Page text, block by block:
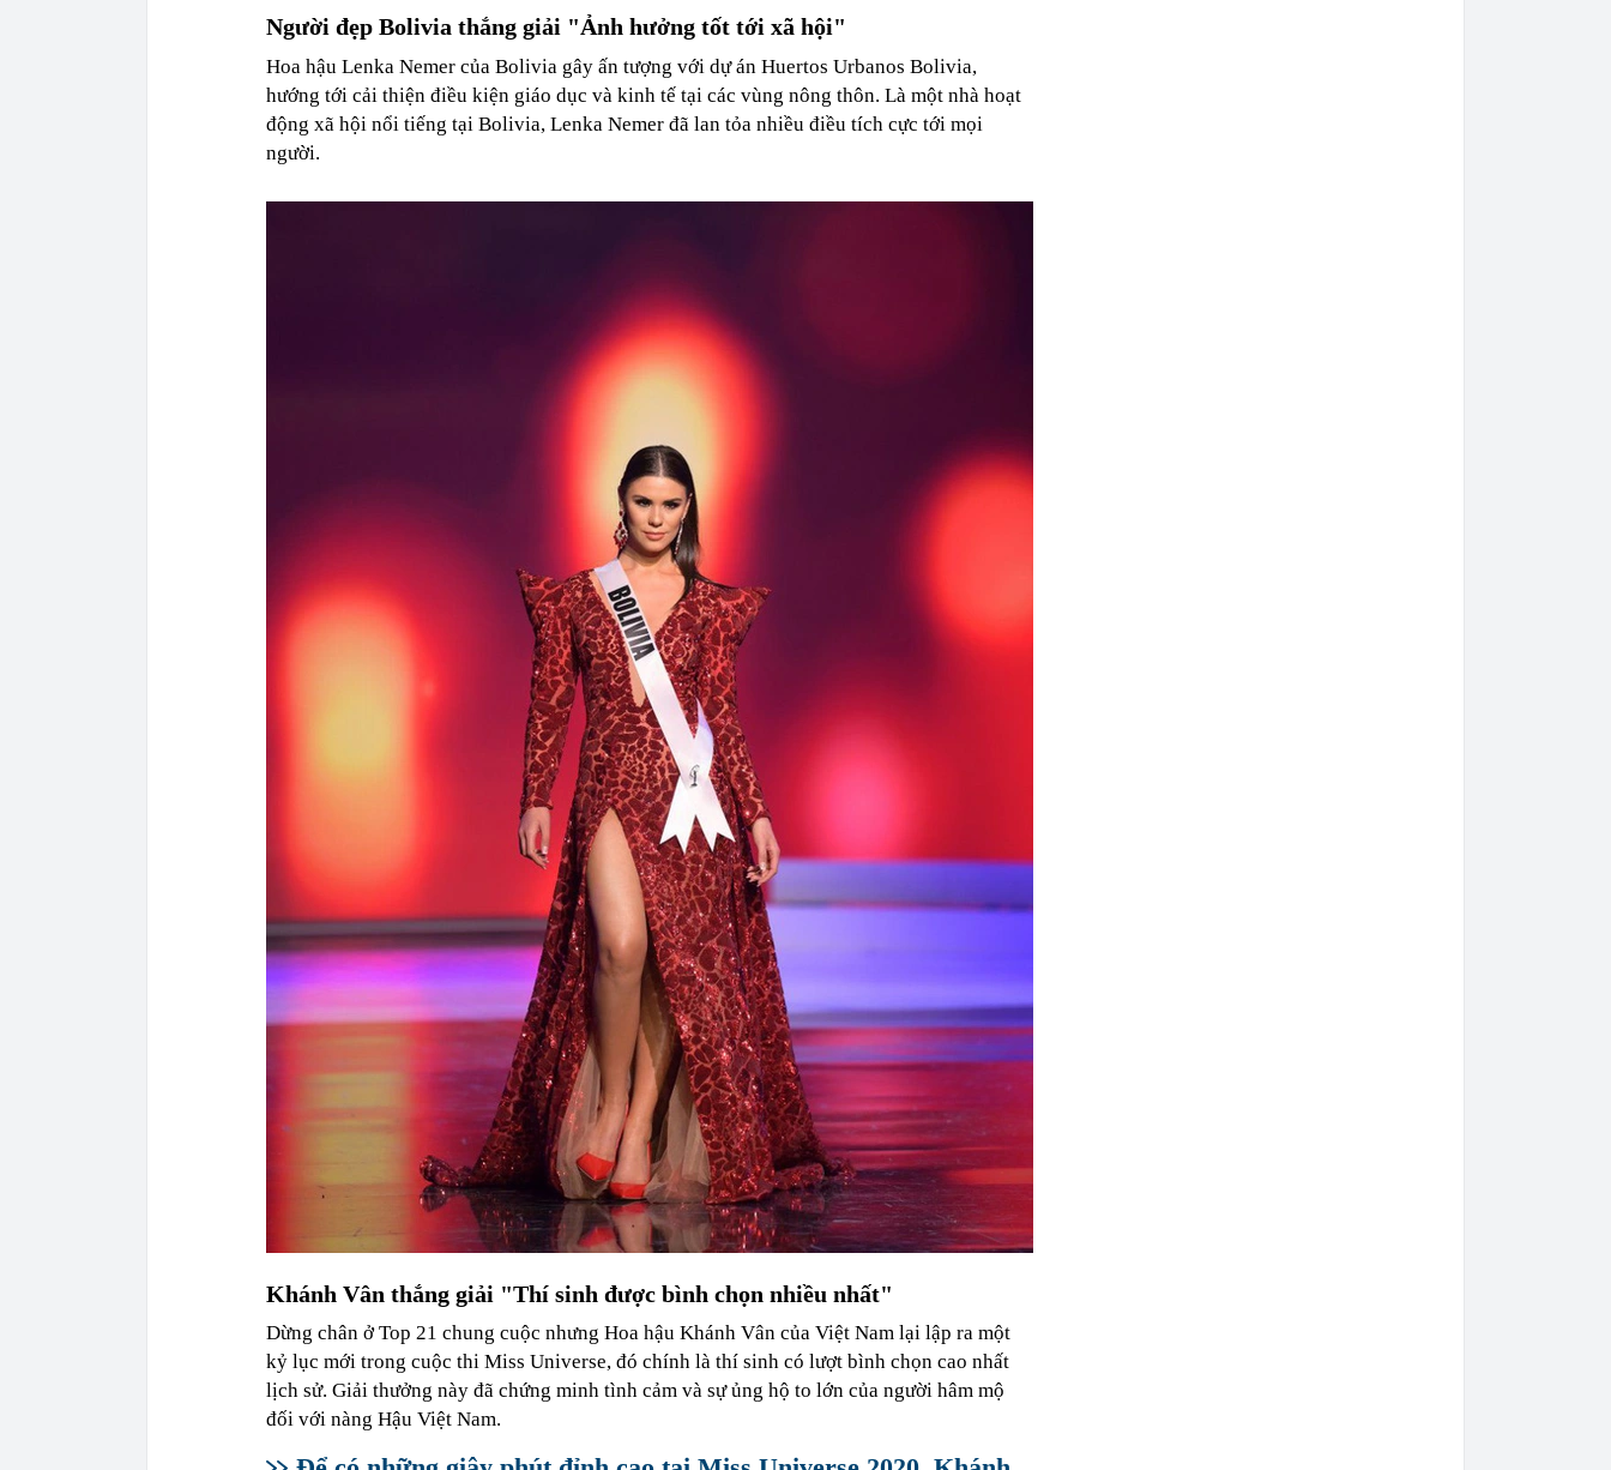
Người đẹp Bolivia thắng giải "Ảnh hưởng tốt tới xã hội"
Hoa hậu Lenka Nemer của Bolivia gây ấn tượng với dự án Huertos Urbanos Bolivia,
hướng tới cải thiện điều kiện giáo dục và kinh tế tại các vùng nông thôn. Là một nhà hoạt
động xã hội nổi tiếng tại Bolivia, Lenka Nemer đã lan tỏa nhiều điều tích cực tới mọi
người.
Khánh Vân thắng giải "Thí sinh được bình chọn nhiều nhất"
Dừng chân ở Top 21 chung cuộc nhưng Hoa hậu Khánh Vân của Việt Nam lại lập ra một
kỷ lục mới trong cuộc thi Miss Universe, đó chính là thí sinh có lượt bình chọn cao nhất
lịch sử. Giải thưởng này đã chứng minh tình cảm và sự ủng hộ to lớn của người hâm mộ
đối với nàng Hậu Việt Nam.